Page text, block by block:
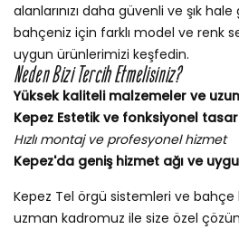
alanlarınızı daha güvenli ve şık
bahçeniz için farklı model ve renk
uygun ürünlerimizi keşfedin.
Neden Bizi Tercih Etmelisiniz?
Yüksek kaliteli malzemeler ve
Kepez Estetik ve fonksiyonel
Hızlı montaj ve profesyonel hizmet
Kepez'da geniş hizmet ağı ve
Kepez Tel örgü sistemleri ve bahçe
uzman kadromuz ile size özel